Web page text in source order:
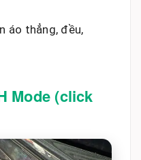
áo thẳng, đều,
Mode (click